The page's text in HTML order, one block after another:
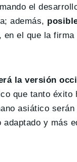
el
además,
, en el que la
la versión
que tanto
asiático
adaptado y más